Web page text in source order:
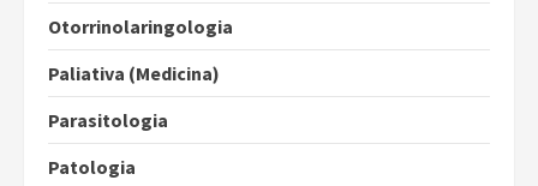
Otorrinolaringologia
Paliativa (Medicina)
Parasitologia
Patologia